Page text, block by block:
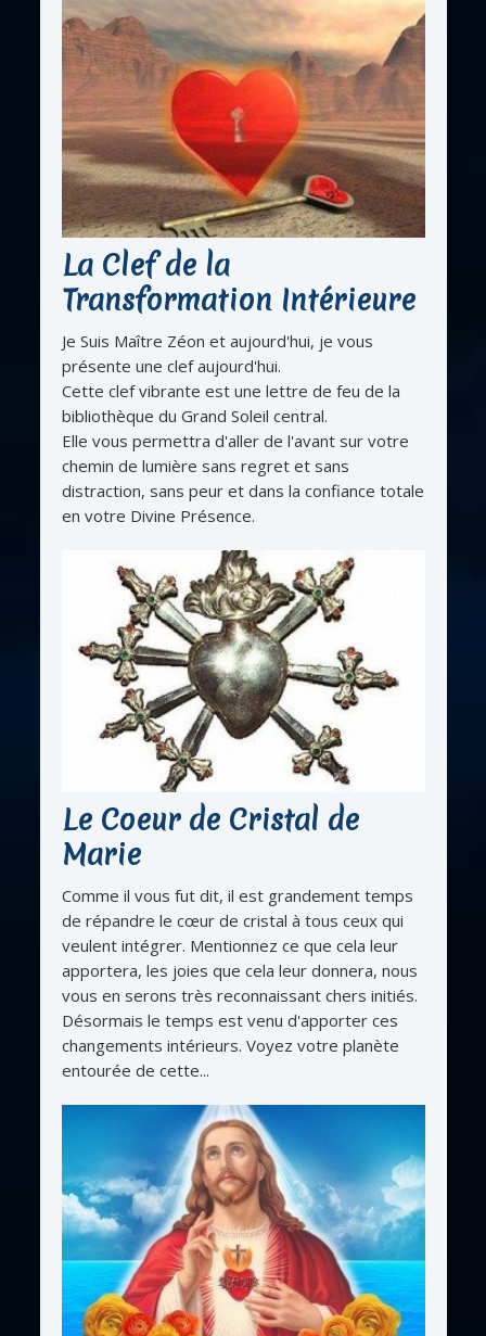
La Clef de la
Transformation Intérieure
Je Suis Maître Zéon et aujourd'hui, je vous
présente une clef aujourd'hui.
Cette clef vibrante est une lettre de feu de la
bibliothèque du Grand Soleil central.
Elle vous permettra d'aller de l'avant sur votre
chemin de lumière sans regret et sans
distraction, sans peur et dans la confiance totale
en votre Divine Présence.
Le Coeur de Cristal de
Marie
Comme il vous fut dit, il est grandement temps
de répandre le cœur de cristal à tous ceux qui
veulent intégrer. Mentionnez ce que cela leur
apportera, les joies que cela leur donnera, nous
vous en serons très reconnaissant chers initiés.
Désormais le temps est venu d'apporter ces
changements intérieurs. Voyez votre planète
entourée de cette...